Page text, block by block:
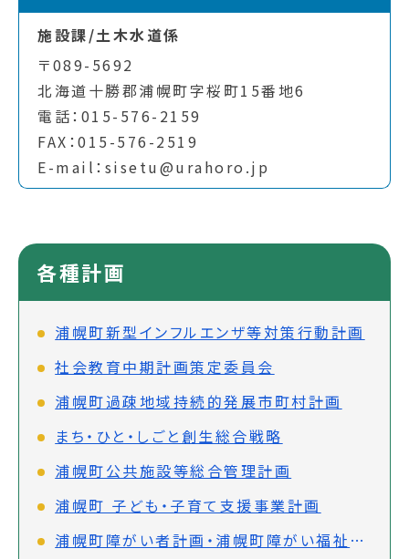
施設課/土木水道係
〒089-5692
北海道十勝郡浦幌町字桜町15番地6
電話：015-576-2159
FAX：015-576-2519
E-mail：sisetu@urahoro.jp
各種計画
浦幌町新型インフルエンザ等対策行動計画
社会教育中期計画策定委員会
浦幌町過疎地域持続的発展市町村計画
まち・ひと・しごと創生総合戦略
浦幌町公共施設等総合管理計画
浦幌町 子ども・子育て支援事業計画
浦幌町障がい者計画・浦幌町障がい福祉計画